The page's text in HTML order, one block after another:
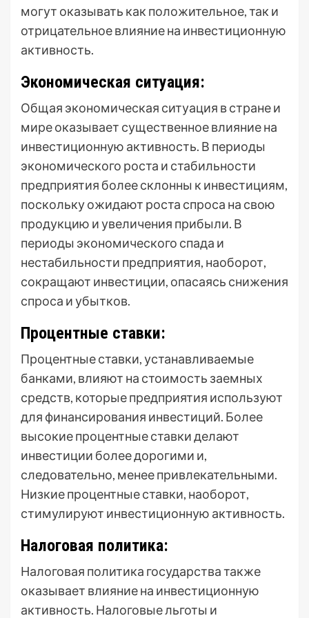
могут оказывать как положительное, так и
отрицательное влияние на инвестиционную
активность.
Экономическая ситуация:
Общая экономическая ситуация в стране и
мире оказывает существенное влияние на
инвестиционную активность. В периоды
экономического роста и стабильности
предприятия более склонны к инвестициям,
поскольку ожидают роста спроса на свою
продукцию и увеличения прибыли. В
периоды экономического спада и
нестабильности предприятия, наоборот,
сокращают инвестиции, опасаясь снижения
спроса и убытков.
Процентные ставки:
Процентные ставки, устанавливаемые
банками, влияют на стоимость заемных
средств, которые предприятия используют
для финансирования инвестиций. Более
высокие процентные ставки делают
инвестиции более дорогими и,
следовательно, менее привлекательными.
Низкие процентные ставки, наоборот,
стимулируют инвестиционную активность.
Налоговая политика:
Налоговая политика государства также
оказывает влияние на инвестиционную
активность. Налоговые льготы и